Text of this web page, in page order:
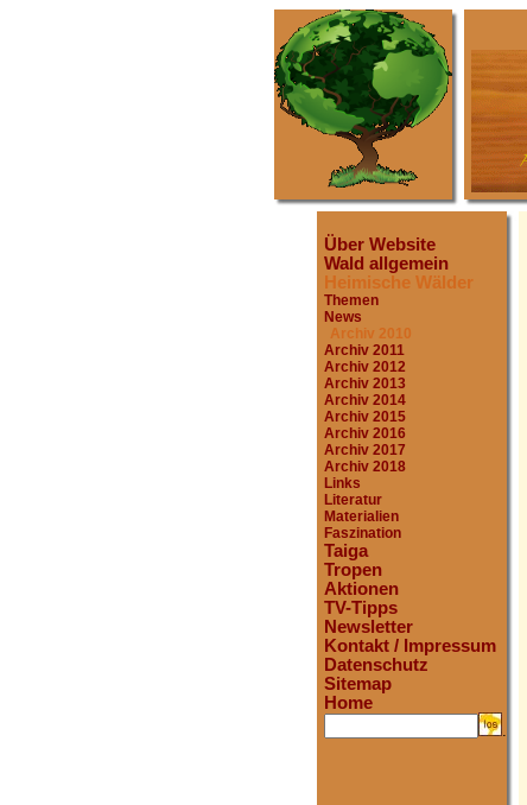
Über Website
Wald allgemein
Heimische Wälder
Themen
News
Archiv 2010
Archiv 2011
Archiv 2012
Archiv 2013
Archiv 2014
Archiv 2015
Archiv 2016
Archiv 2017
Archiv 2018
Links
Literatur
Materialien
Faszination
Taiga
Tropen
Aktionen
TV-Tipps
Newsletter
Kontakt / Impressum
Datenschutz
Sitemap
Home
.